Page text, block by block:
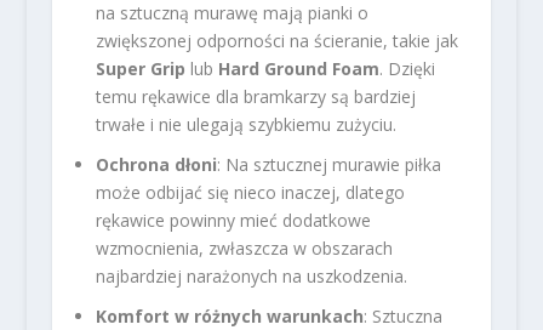
na sztuczną murawę mają pianki o
zwiększonej odporności na ścieranie, takie jak
Super Grip lub Hard Ground Foam. Dzięki
temu rękawice dla bramkarzy są bardziej
trwałe i nie ulegają szybkiemu zużyciu.
Ochrona dłoni: Na sztucznej murawie piłka
może odbijać się nieco inaczej, dlatego
rękawice powinny mieć dodatkowe
wzmocnienia, zwłaszcza w obszarach
najbardziej narażonych na uszkodzenia.
Komfort w różnych warunkach: Sztuczna